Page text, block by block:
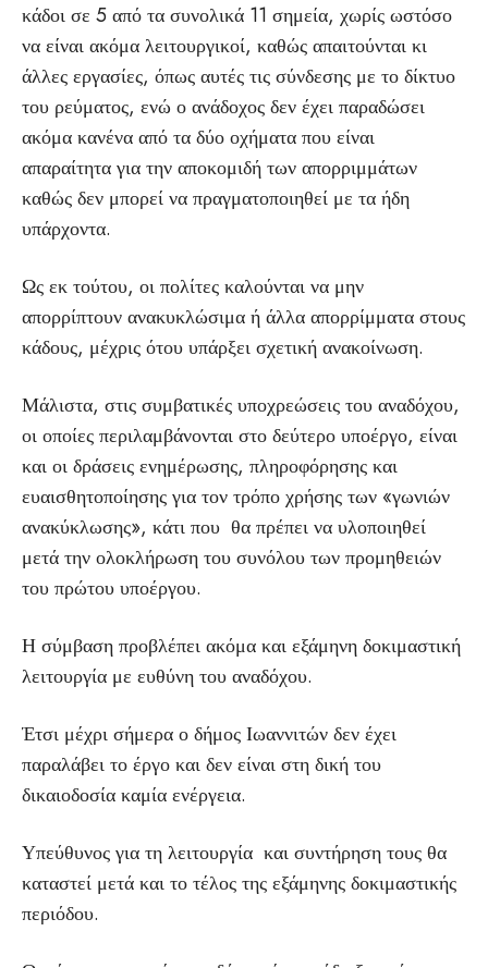
κάδοι σε 5 από τα συνολικά 11 σημεία, χωρίς ωστόσο
να είναι ακόμα λειτουργικοί, καθώς απαιτούνται κι
άλλες εργασίες, όπως αυτές τις σύνδεσης με το δίκτυο
του ρεύματος, ενώ ο ανάδοχος δεν έχει παραδώσει
ακόμα κανένα από τα δύο οχήματα που είναι
απαραίτητα για την αποκομιδή των απορριμμάτων
καθώς δεν μπορεί να πραγματοποιηθεί με τα ήδη
υπάρχοντα.
Ως εκ τούτου, οι πολίτες καλούνται να μην
απορρίπτουν ανακυκλώσιμα ή άλλα απορρίμματα στους
κάδους, μέχρις ότου υπάρξει σχετική ανακοίνωση.
Μάλιστα, στις συμβατικές υποχρεώσεις του αναδόχου,
οι οποίες περιλαμβάνονται στο δεύτερο υποέργο, είναι
και οι δράσεις ενημέρωσης, πληροφόρησης και
ευαισθητοποίησης για τον τρόπο χρήσης των «γωνιών
ανακύκλωσης», κάτι που θα πρέπει να υλοποιηθεί
μετά την ολοκλήρωση του συνόλου των προμηθειών
του πρώτου υποέργου.
Η σύμβαση προβλέπει ακόμα και εξάμηνη δοκιμαστική
λειτουργία με ευθύνη του αναδόχου.
Έτσι μέχρι σήμερα ο δήμος Ιωαννιτών δεν έχει
παραλάβει το έργο και δεν είναι στη δική του
δικαιοδοσία καμία ενέργεια.
Υπεύθυνος για τη λειτουργία και συντήρηση τους θα
καταστεί μετά και το τέλος της εξάμηνης δοκιμαστικής
περιόδου.